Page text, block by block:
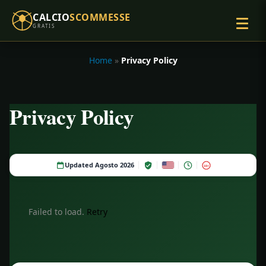
CALCIOSCOMMESSE
GRATIS
Home» Privacy Policy
Privacy Policy
Updated Agosto 2026 18+
Failed to load. Retry